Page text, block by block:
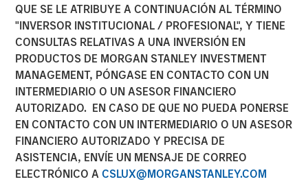
QUE SE LE ATRIBUYE A CONTINUACIÓN AL TÉRMINO
"INVERSOR INSTITUCIONAL / PROFESIONAL", Y TIENE
CONSULTAS RELATIVAS A UNA INVERSIÓN EN
PRODUCTOS DE MORGAN STANLEY INVESTMENT
MANAGEMENT, PÓNGASE EN CONTACTO CON UN
INTERMEDIARIO O UN ASESOR FINANCIERO
AUTORIZADO. EN CASO DE QUE NO PUEDA PONERSE
EN CONTACTO CON UN INTERMEDIARIO O UN ASESOR
FINANCIERO AUTORIZADO Y PRECISA DE
ASISTENCIA, ENVÍE UN MENSAJE DE CORREO
ELECTRÓNICO A CSLUX@MORGANSTANLEY.COM
27 MAYO 2025
Vishal Khanduja , head of Broad Markets Fixed Income,
Morgan Stanley Investment Management and portfolio
manager of Eaton Vance Total Return Bond Fund (EIBAX)
and Eaton Vance Total Return Bond ETF (EVTR) joined
Inside Active hosts David Cohne and Sam Geier to